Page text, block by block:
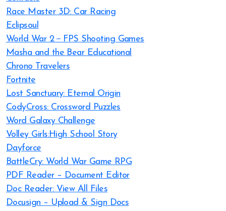
Race Master 3D: Car Racing
Eclipsoul
World War 2－FPS Shooting Games
Masha and the Bear Educational
Chrono Travelers
Fortnite
Lost Sanctuary: Eternal Origin
CodyCross: Crossword Puzzles
Word Galaxy Challenge
Volley Girls:High School Story
Dayforce
BattleCry: World War Game RPG
PDF Reader – Document Editor
Doc Reader: View All Files
Docusign – Upload & Sign Docs